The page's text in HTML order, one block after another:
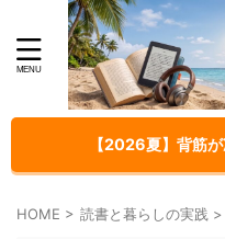
【2026夏】背筋
HOME > 読書と暮らしの実践 >